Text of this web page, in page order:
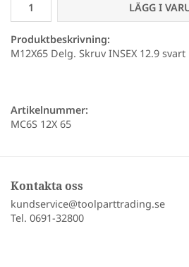
LÄGG I
Produktbeskrivning:
M12X65 Delg. Skruv INSEX 12.9 svart
Artikelnummer:
MC6S 12X 65
Kontakta oss
kundservice@toolparttrading.se
Tel. 0691-32800